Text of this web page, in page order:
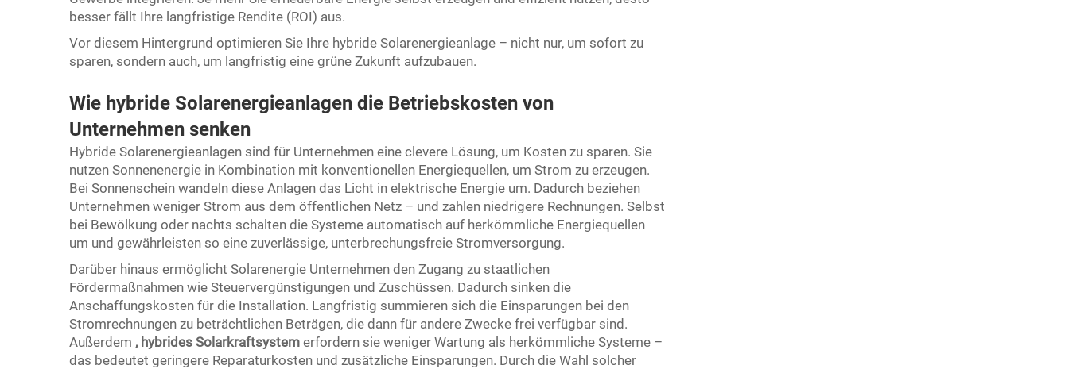
besser fällt Ihre langfristige Rendite (ROI) aus.
Vor diesem Hintergrund optimieren Sie Ihre hybride Solarenergieanlage – nicht nur, um sofort zu
sparen, sondern auch, um langfristig eine grüne Zukunft aufzubauen.
Wie hybride Solarenergieanlagen die Betriebskosten von
Unternehmen senken
Hybride Solarenergieanlagen sind für Unternehmen eine clevere Lösung, um Kosten zu sparen. Sie
nutzen Sonnenenergie in Kombination mit konventionellen Energiequellen, um Strom zu erzeugen.
Bei Sonnenschein wandeln diese Anlagen das Licht in elektrische Energie um. Dadurch beziehen
Unternehmen weniger Strom aus dem öffentlichen Netz – und zahlen niedrigere Rechnungen. Selbst
bei Bewölkung oder nachts schalten die Systeme automatisch auf herkömmliche Energiequellen
um und gewährleisten so eine zuverlässige, unterbrechungsfreie Stromversorgung.
Darüber hinaus ermöglicht Solarenergie Unternehmen den Zugang zu staatlichen
Fördermaßnahmen wie Steuervergünstigungen und Zuschüssen. Dadurch sinken die
Anschaffungskosten für die Installation. Langfristig summieren sich die Einsparungen bei den
Stromrechnungen zu beträchtlichen Beträgen, die dann für andere Zwecke frei verfügbar sind.
Außerdem , hybrides Solarkraftsystem erfordern sie weniger Wartung als herkömmliche Systeme –
das bedeutet geringere Reparaturkosten und zusätzliche Einsparungen. Durch die Wahl solcher